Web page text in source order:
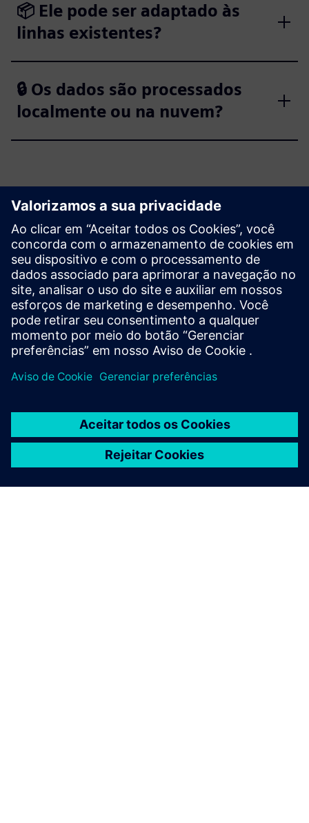
📦 Ele pode ser adaptado às
linhas existentes?
🔒 Os dados são processados
localmente ou na nuvem?
Explore recursos e
produtos relacionados
Informações e recursos adicionais
Folheto: Detecção de garrafas (EN)